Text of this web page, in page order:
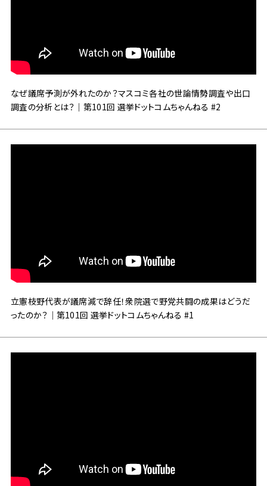
なぜ議席予測が外れたのか？マスコミ各社の世論情勢調査や出口
調査の分析とは？｜第101回 選挙ドットコムちゃんねる #2
立憲枝野代表が議席減で辞任！衆院選で野党共闘の成果はどうだ
ったのか？｜第101回 選挙ドットコムちゃんねる #1